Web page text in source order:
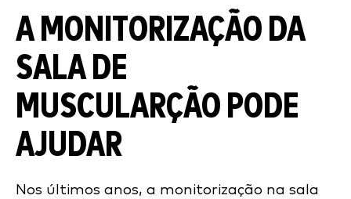
A MONITORIZAÇÃO DA
SALA DE
MUSCULARÇÃO PODE
AJUDAR
Nos últimos anos, a monitorização na sala